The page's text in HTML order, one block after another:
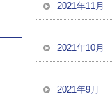
2021年11月
2021年10月
2021年9月